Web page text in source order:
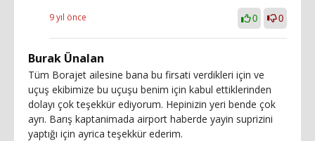
9 yıl önce 0 0
Burak Ünalan
Tüm Borajet ailesine bana bu firsati verdikleri için ve
uçuş ekibimize bu uçuşu benim için kabul ettiklerinden
dolayı çok teşekkür ediyorum. Hepinizin yeri bende çok
ayrı. Barış kaptanimada airport haberde yayin suprizini
yaptığı için ayrica teşekkür ederim.